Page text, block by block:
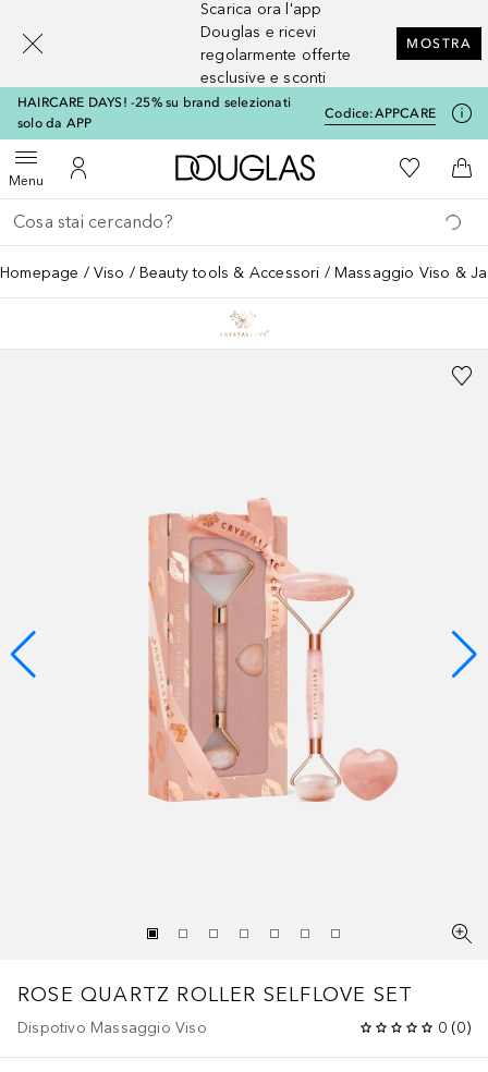
Scarica ora l'app
Douglas e ricevi
regolarmente offerte
esclusive e sconti
MOSTRA
HAIRCARE DAYS! -25% su brand selezionati
solo da APP
Codice:APPCARE
MenuApri menuAl Mio Account
A Douglas HomeAlla Mia
Al
Torna indietro
Esegui ricerca
Homepage Viso Beauty tools & Accessori Massaggio Viso &
ROSE QUARTZ ROLLER SELFLOVE SET
Dispotivo Massaggio Viso 0 (0)
[navigation.slideout.screenreader]